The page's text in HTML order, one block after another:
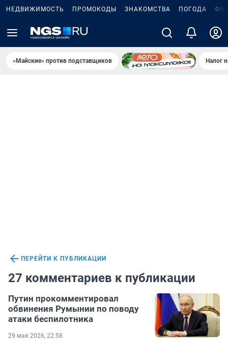
НЕДВИЖИМОСТЬ ПРОМОКОДЫ ЗНАКОМСТВА ПОГОДА
«Майские» против подставщиков Налог
ПЕРЕЙТИ К ПУБЛИКАЦИИ
27 комментариев к публикации
Путин прокомментировал
обвинения Румынии по поводу
атаки беспилотника
29 мая 2026, 22:58